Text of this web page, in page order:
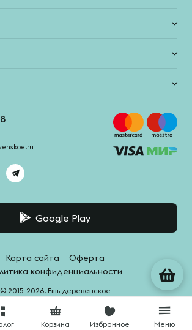
Корзина Избранное Меню
Google Play
© 2015-2026. Ешь деревенское
Карта сайта
Оферта
конфиденциальности
качества - HACCPro